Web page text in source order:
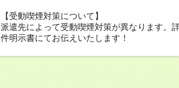
【受動喫煙対策について】
派遣先によって受動喫煙対策が異なります。
件明示書にてお伝えいたします！